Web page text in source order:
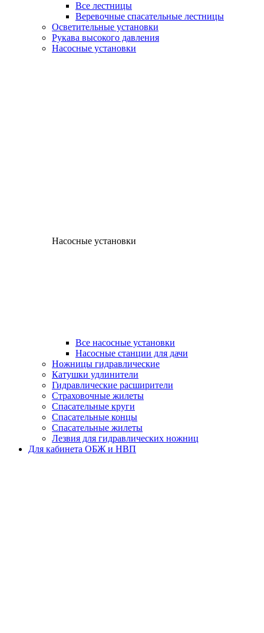
Все лестницы
Веревочные спасательные лестницы
Осветительные установки
Рукава высокого давления
Насосные установки
Насосные установки
Все насосные установки
Насосные станции для дачи
Ножницы гидравлические
Катушки удлинители
Гидравлические расширители
Страховочные жилеты
Спасательные круги
Спасательные концы
Спасательные жилеты
Лезвия для гидравлических ножниц
Для кабинета ОБЖ и НВП